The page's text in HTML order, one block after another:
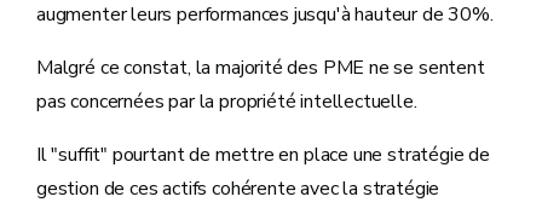
augmenter leurs performances jusqu'à hauteur de 30%.
Malgré ce constat, la majorité des PME ne se sentent
pas concernées par la propriété intellectuelle.
Il "suffit" pourtant de mettre en place une stratégie de
gestion de ces actifs cohérente avec la stratégie